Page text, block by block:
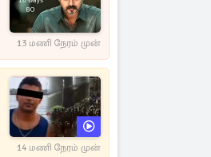
13 மணி நேரம் முன்
14 மணி நேரம் முன்